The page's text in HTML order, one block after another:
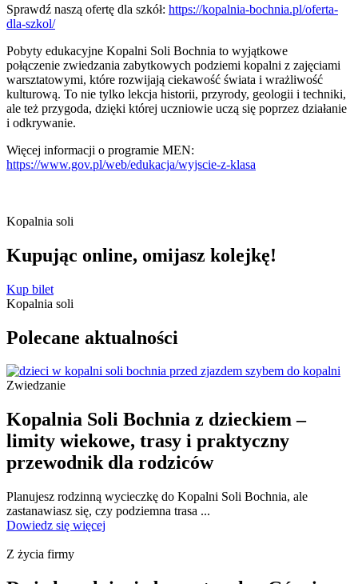
Sprawdź naszą ofertę dla szkół: https://kopalnia-bochnia.pl/oferta-
dla-szkol/
Pobyty edukacyjne Kopalni Soli Bochnia to wyjątkowe
połączenie zwiedzania zabytkowych podziemi kopalni z zajęciami
warsztatowymi, które rozwijają ciekawość świata i wrażliwość
kulturową. To nie tylko lekcja historii, przyrody, geologii i techniki,
ale też przygoda, dzięki której uczniowie uczą się poprzez działanie
i odkrywanie.
Więcej informacji o programie MEN:
https://www.gov.pl/web/edukacja/wyjscie-z-klasa
Kopalnia soli
Kupując online, omijasz kolejkę!
Kup bilet
Kopalnia soli
Polecane aktualności
Zwiedzanie
Kopalnia Soli Bochnia z dzieckiem –
limity wiekowe, trasy i praktyczny
przewodnik dla rodziców
Planujesz rodzinną wycieczkę do Kopalni Soli Bochnia, ale
zastanawiasz się, czy podziemna trasa ...
Dowiedz się więcej
Z życia firmy